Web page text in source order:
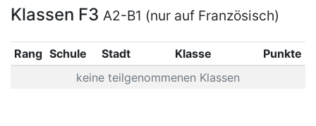
Klassen F3 A2-B1 (nur auf Französisch)
Rang Schule Stadt Klasse
Punkte
keine teilgenommenen Klassen